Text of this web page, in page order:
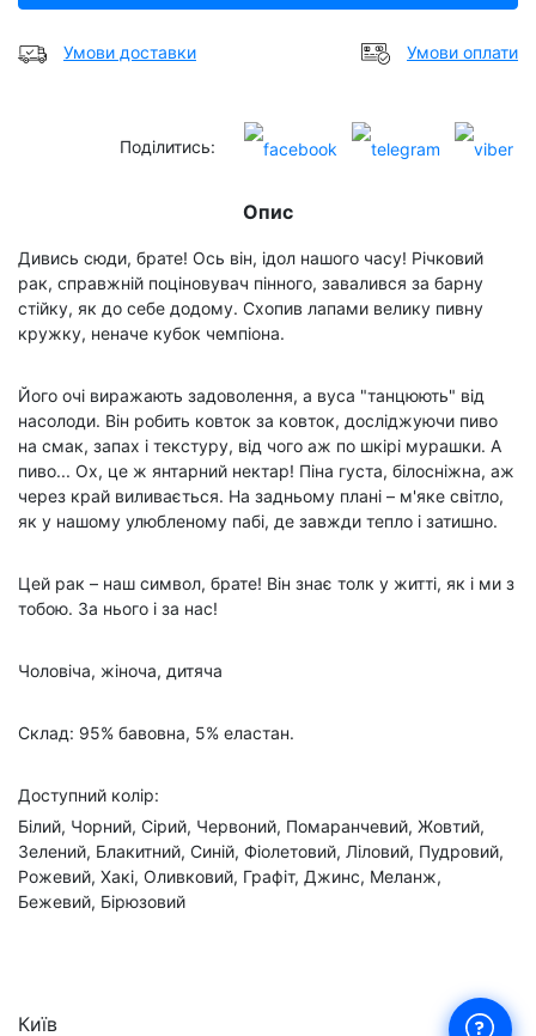
Умови доставки Умови оплати
Поділитись:
Опис
Дивись сюди, брате! Ось він, ідол нашого часу! Річковий
рак, справжній поціновувач пінного, завалився за барну
стійку, як до себе додому. Схопив лапами велику пивну
кружку, неначе кубок чемпіона.
Його очі виражають задоволення, а вуса "танцюють" від
насолоди. Він робить ковток за ковток, досліджуючи пиво
на смак, запах і текстуру, від чого аж по шкірі мурашки. А
пиво... Ох, це ж янтарний нектар! Піна густа, білосніжна, аж
через край виливається. На задньому плані – м'яке світло,
як у нашому улюбленому пабі, де завжди тепло і затишно.
Цей рак – наш символ, брате! Він знає толк у житті, як і ми з
тобою. За нього і за нас!
Чоловіча, жіноча, дитяча
Склад: 95% бавовна, 5% еластан.
Доступний колір:
Білий, Чорний, Сірий, Червоний, Помаранчевий, Жовтий,
Зелений, Блакитний, Синій, Фіолетовий, Ліловий, Пудровий,
Рожевий, Хакі, Оливковий, Графіт, Джинс, Меланж,
Бежевий, Бірюзовий
Київ